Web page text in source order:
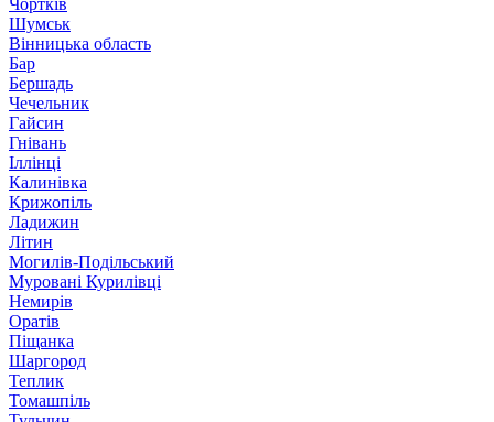
Чортків
Шумськ
Вінницька область
Бар
Бершадь
Чечельник
Гайсин
Гнівань
Іллінці
Калинівка
Крижопіль
Ладижин
Літин
Могилів-Подільський
Муровані Курилівці
Немирів
Оратів
Піщанка
Шаргород
Теплик
Томашпіль